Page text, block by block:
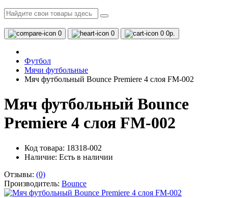
0 0 0 0р.
Футбол
Мячи футбольные
Мяч футбольный Bounce Premiere 4 слоя FM-002
Мяч футбольный Bounce
Premiere 4 слоя FM-002
Код товара: 18318-002
Наличие: Есть в наличии
Отзывы: (0)
Производитель: Bounce